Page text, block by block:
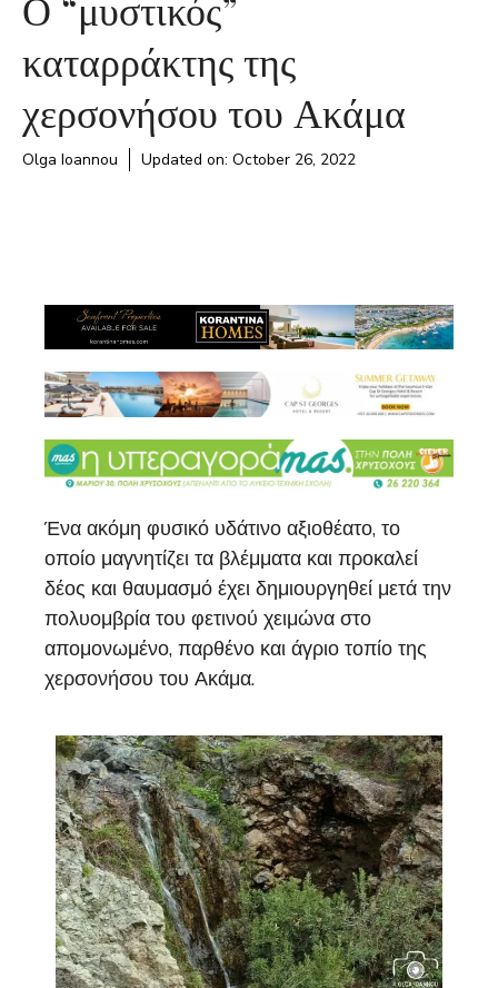
καταρράκτης της
χερσονήσου του Ακάμα
Olga Ioannou Updated on: October 26, 2022
Ένα ακόμη φυσικό υδάτινο αξιοθέατο, το
οποίο μαγνητίζει τα βλέμματα και προκαλεί
δέος και θαυμασμό έχει δημιουργηθεί μετά την
πολυομβρία του φετινού χειμώνα στο
απομονωμένο, παρθένο και άγριο τοπίο της
χερσονήσου του Ακάμα.